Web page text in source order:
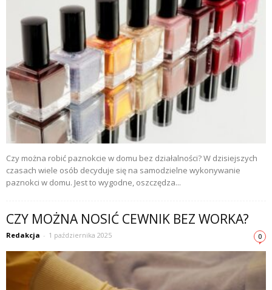
Czy można robić paznokcie w domu bez działalności? W dzisiejszych
czasach wiele osób decyduje się na samodzielne wykonywanie
paznokci w domu. Jest to wygodne, oszczędza...
CZY MOŻNA NOSIĆ CEWNIK BEZ WORKA?
Redakcja - 1 października 2025 0